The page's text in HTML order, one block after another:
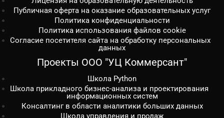
Публичная оферта на оказание образовательных услуг
Политика конфиденциальности
Политика использования файлов cookie
Согласие посетителя сайта на обработку персональных
данных
Проекты ООО "УЦ Коммерсант"
Школа Python
Школа прикладного бизнес-анализа и проектирования
информационных систем
Консалтинг в области аналитики больших данных
Школа управления и продаж